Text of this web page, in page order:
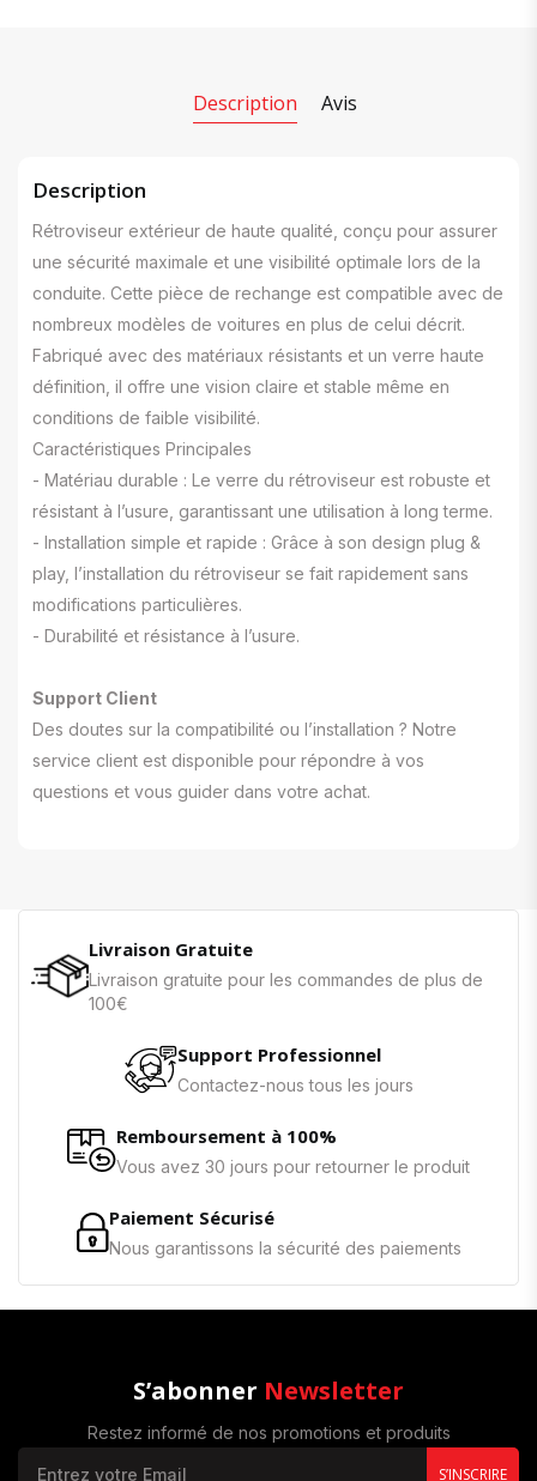
Description Avis
Description
Rétroviseur extérieur de haute qualité, conçu pour assurer
une sécurité maximale et une visibilité optimale lors de la
conduite. Cette pièce de rechange est compatible avec de
nombreux modèles de voitures en plus de celui décrit.
Fabriqué avec des matériaux résistants et un verre haute
définition, il offre une vision claire et stable même en
conditions de faible visibilité.
Caractéristiques Principales
- Matériau durable : Le verre du rétroviseur est robuste et
résistant à l’usure, garantissant une utilisation à long terme.
- Installation simple et rapide : Grâce à son design plug &
play, l’installation du rétroviseur se fait rapidement sans
modifications particulières.
- Durabilité et résistance à l’usure.
Support Client
Des doutes sur la compatibilité ou l’installation ? Notre
service client est disponible pour répondre à vos
questions et vous guider dans votre achat.
Livraison Gratuite
Livraison gratuite pour les commandes de plus de
100€
Support Professionnel
Contactez-nous tous les jours
Remboursement à 100%
Vous avez 30 jours pour retourner le produit
Paiement Sécurisé
Nous garantissons la sécurité des paiements
S’abonner Newsletter
Restez informé de nos promotions et produits
S’INSCRIRE